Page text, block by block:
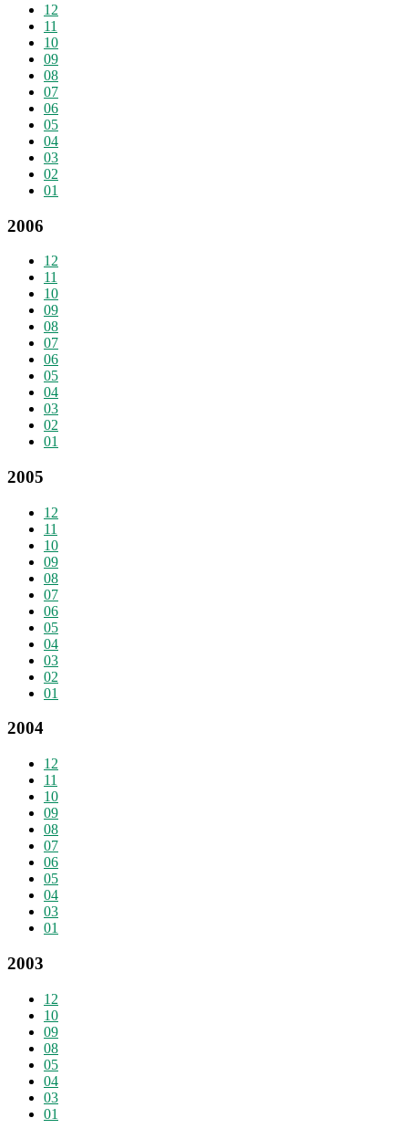
12
11
10
09
08
07
06
05
04
03
02
01
2006
12
11
10
09
08
07
06
05
04
03
02
01
2005
12
11
10
09
08
07
06
05
04
03
02
01
2004
12
11
10
09
08
07
06
05
04
03
01
2003
12
10
09
08
05
04
03
01